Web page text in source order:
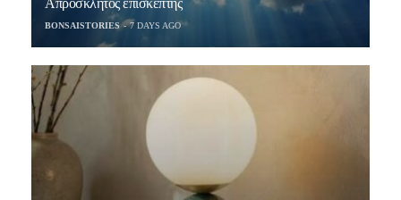
Απρόσκλητος επισκέπτης
BONSAISTORIES 7 DAYS AGO